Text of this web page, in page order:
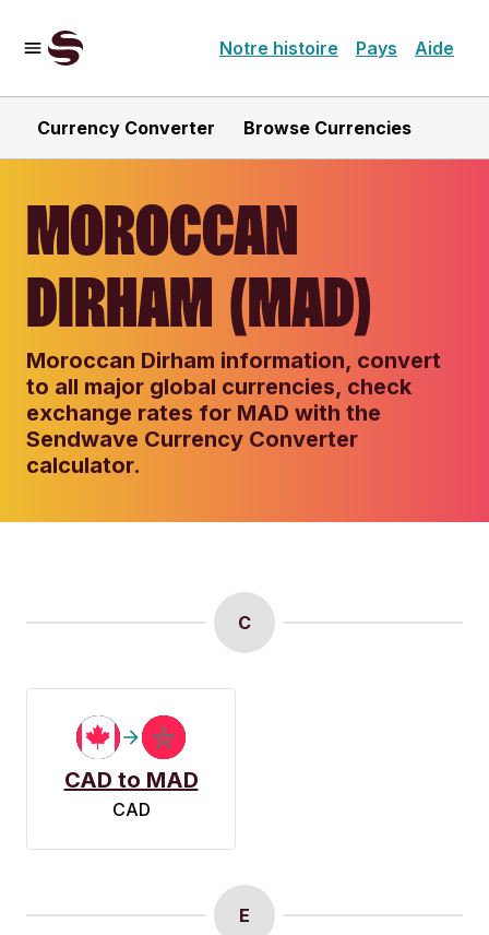
Notre histoire Pays Aide
Currency Converter Browse Currencies
MOROCCAN
DIRHAM (MAD)
Moroccan Dirham information, convert
to all major global currencies, check
exchange rates for MAD with the
Sendwave Currency Converter
calculator.
C
CAD to MAD
CAD
E